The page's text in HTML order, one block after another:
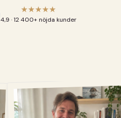
★★★★★
4,9 · 12 400+ nöjda kunder